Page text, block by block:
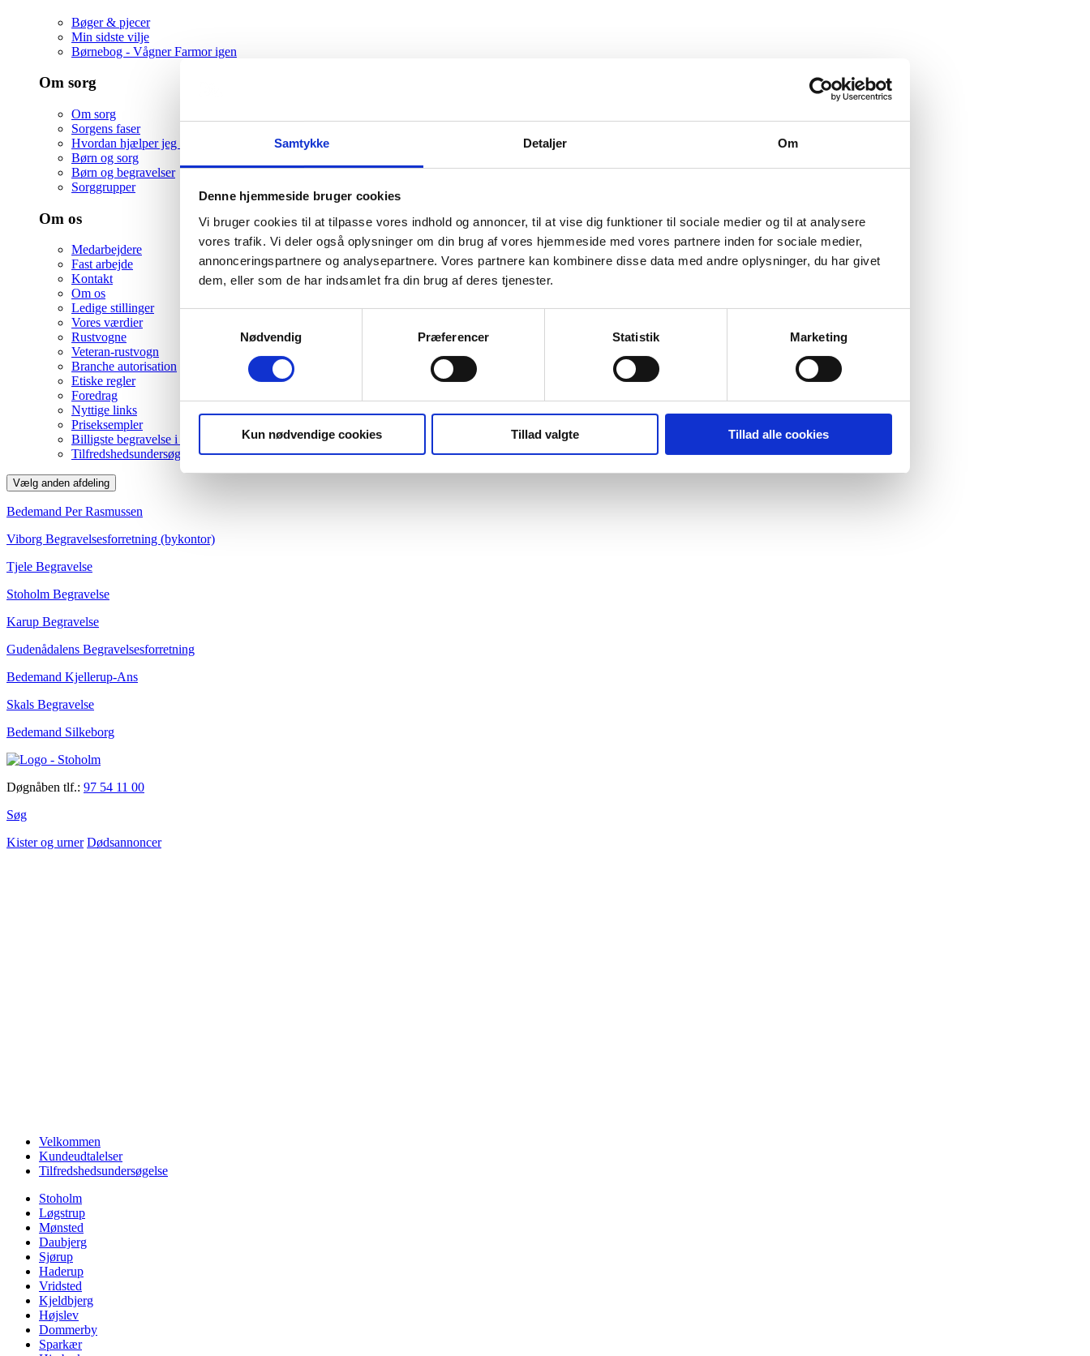
Samtykke Detaljer Om
Denne hjemmeside bruger cookies
Vi bruger cookies til at tilpasse vores indhold og annoncer, til at vise dig funktioner til sociale medier og til at analysere
vores trafik. Vi deler også oplysninger om din brug af vores hjemmeside med vores partnere inden for sociale medier,
annonceringspartnere og analysepartnere. Vores partnere kan kombinere disse data med andre oplysninger, du har givet
dem, eller som de har indsamlet fra din brug af deres tjenester.
Nødvendig
Præferencer Statistik Marketing
Kun nødvendige cookies Tillad valgte Tillad alle cookies
Bøger & pjecer
Min sidste vilje
Børnebog - Vågner Farmor igen
Om sorg
Om sorg
Sorgens faser
Hvordan hjælper jeg en ven i sorg
Børn og sorg
Børn og begravelser
Sorggrupper
Om os
Medarbejdere
Fast arbejde
Kontakt
Om os
Ledige stillinger
Vores værdier
Rustvogne
Veteran-rustvogn
Branche autorisation
Etiske regler
Foredrag
Nyttige links
Priseksempler
Billigste begravelse i Viborg
Tilfredshedsundersøgelse
Vælg anden afdeling
Bedemand Per Rasmussen
Viborg Begravelsesforretning (bykontor)
Tjele Begravelse
Stoholm Begravelse
Karup Begravelse
Gudenådalens Begravelsesforretning
Bedemand Kjellerup-Ans
Skals Begravelse
Bedemand Silkeborg
Døgnåben tlf.: 97 54 11 00
Søg
Kister og urner Dødsannoncer
Velkommen
Kundeudtalelser
Tilfredshedsundersøgelse
Stoholm
Løgstrup
Mønsted
Daubjerg
Sjørup
Haderup
Vridsted
Kjeldbjerg
Højslev
Dommerby
Sparkær